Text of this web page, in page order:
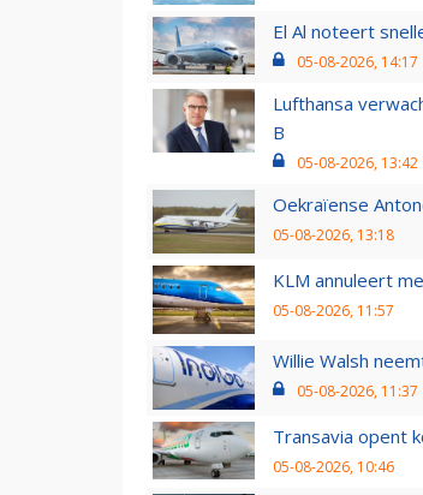
El Al noteert
05-08-2026, 14:17
Lufthansa
B
05-08-2026, 13:42
Oekraïense
05-08-2026, 13:18
KLM annuleert
05-08-2026, 11:57
Willie Walsh
05-08-2026, 11:37
Transavia opent
05-08-2026, 10:46